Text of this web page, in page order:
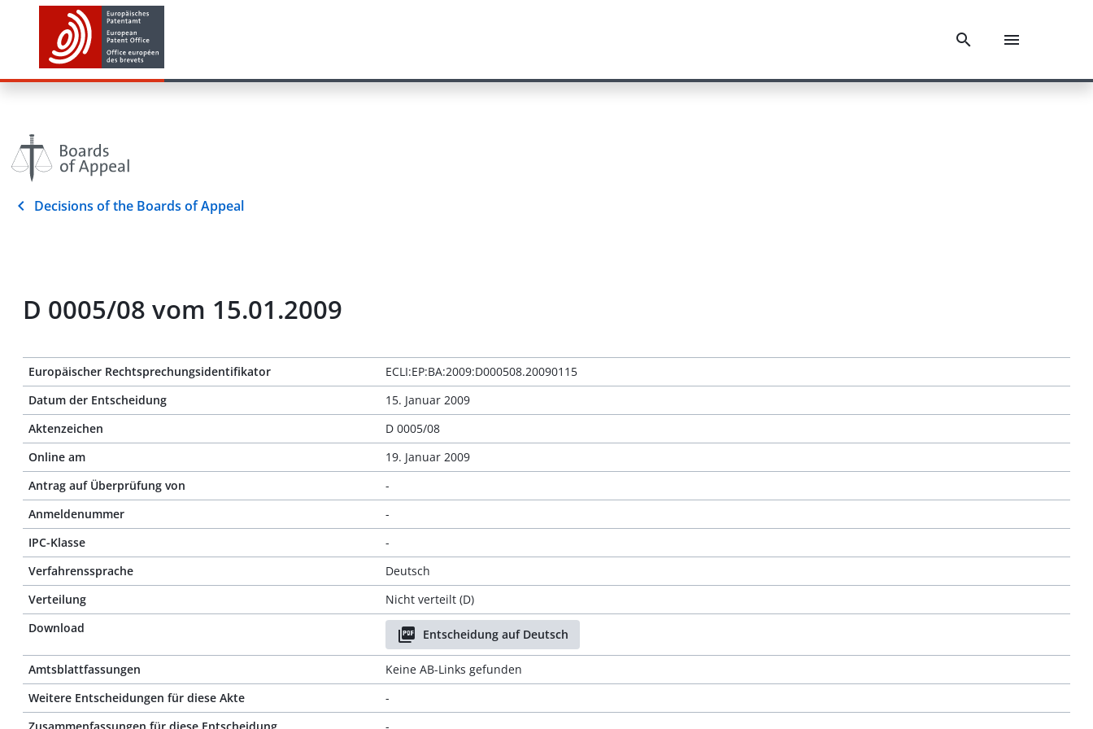
Decisions of the Boards of Appeal
D 0005/08 vom 15.01.2009
Europäischer Rechtsprechungsidentifikator
ECLI:EP:BA:2009:D000508.20090115
Datum der Entscheidung
15. Januar 2009
Aktenzeichen
D 0005/08
Online am
19. Januar 2009
Antrag auf Überprüfung von
-
Anmeldenummer
-
IPC-Klasse
-
Verfahrenssprache
Deutsch
Verteilung
Nicht verteilt (D)
Download
Entscheidung auf Deutsch
Amtsblattfassungen
Keine AB-Links gefunden
Weitere Entscheidungen für diese Akte
-